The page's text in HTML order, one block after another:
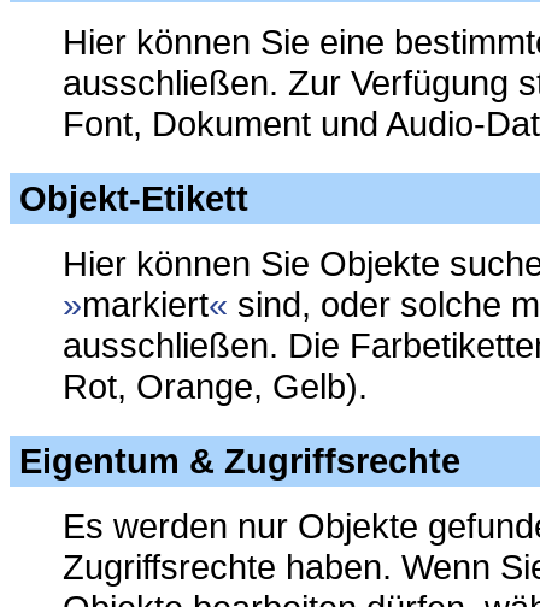
Hier können Sie eine
ausschließen. Zur Verfügung
Font, Dokument und Audio-
Objekt-Etikett
Hier können Sie Objekte
markiert
sind, oder solche
ausschließen. Die
Rot, Orange, Gelb).
Eigentum & Zugriffsrechte
Es werden nur Objekte
Zugriffsrechte haben. Wenn